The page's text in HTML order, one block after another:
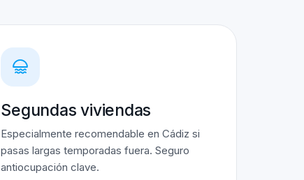
Segundas viviendas
Especialmente recomendable en Cádiz si
pasas largas temporadas fuera. Seguro
antiocupación clave.